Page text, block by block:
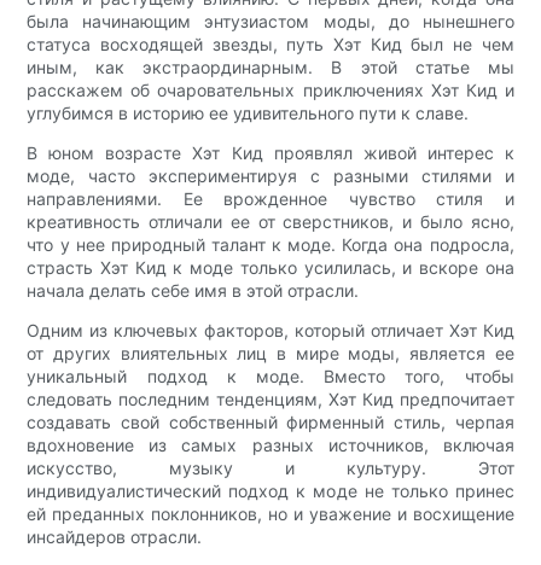
была начинающим энтузиастом моды, до нынешнего
статуса восходящей звезды, путь Хэт Кид был не чем
иным, как экстраординарным. В этой статье мы
расскажем об очаровательных приключениях Хэт Кид и
углубимся в историю ее удивительного пути к славе.
В юном возрасте Хэт Кид проявлял живой интерес к
моде, часто экспериментируя с разными стилями и
направлениями. Ее врожденное чувство стиля и
креативность отличали ее от сверстников, и было ясно,
что у нее природный талант к моде. Когда она подросла,
страсть Хэт Кид к моде только усилилась, и вскоре она
начала делать себе имя в этой отрасли.
Одним из ключевых факторов, который отличает Хэт Кид
от других влиятельных лиц в мире моды, является ее
уникальный подход к моде. Вместо того, чтобы
следовать последним тенденциям, Хэт Кид предпочитает
создавать свой собственный фирменный стиль, черпая
вдохновение из самых разных источников, включая
искусство, музыку и культуру. Этот
индивидуалистический подход к моде не только принес
ей преданных поклонников, но и уважение и восхищение
инсайдеров отрасли.